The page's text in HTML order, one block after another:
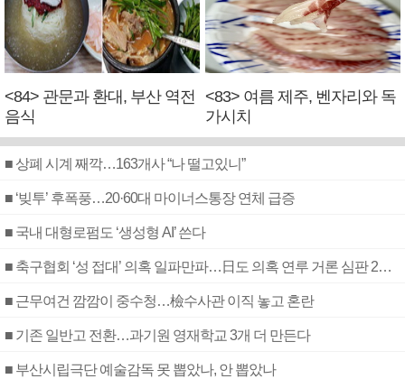
<84> 관문과 환대, 부산 역전
음식
<83> 여름 제주, 벤자리와 독
가시치
■ 상폐 시계 째깍…163개사 “나 떨고있니”
■ ‘빚투’ 후폭풍…20·60대 마이너스통장 연체 급증
■ 국내 대형로펌도 ‘생성형 AI’ 쓴다
■ 축구협회 ‘성 접대’ 의혹 일파만파…日도 의혹 연루 거론 심판 2명 조사
■ 근무여건 깜깜이 중수청…檢수사관 이직 놓고 혼란
■ 기존 일반고 전환…과기원 영재학교 3개 더 만든다
■ 부산시립극단 예술감독 못 뽑았나, 안 뽑았나